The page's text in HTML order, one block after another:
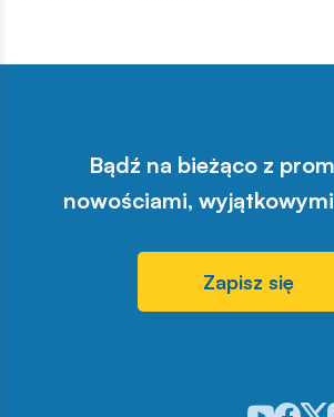
Bądź na bieżąco z
nowościami,
Zapisz się
Odwiedź